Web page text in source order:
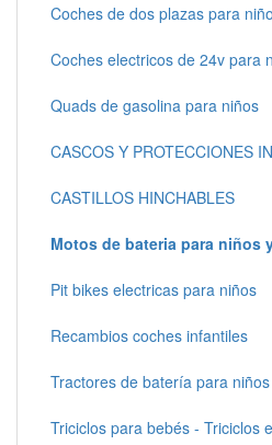
Coches de dos plazas para
Coches electricos de 24v para
Quads de gasolina para niños
CASCOS Y PROTECCIONES
CASTILLOS HINCHABLES
Motos de bateria para niños
Pit bikes electricas para niños
Recambios coches infantiles
Tractores de batería para niños
Triciclos para bebés - Triciclos